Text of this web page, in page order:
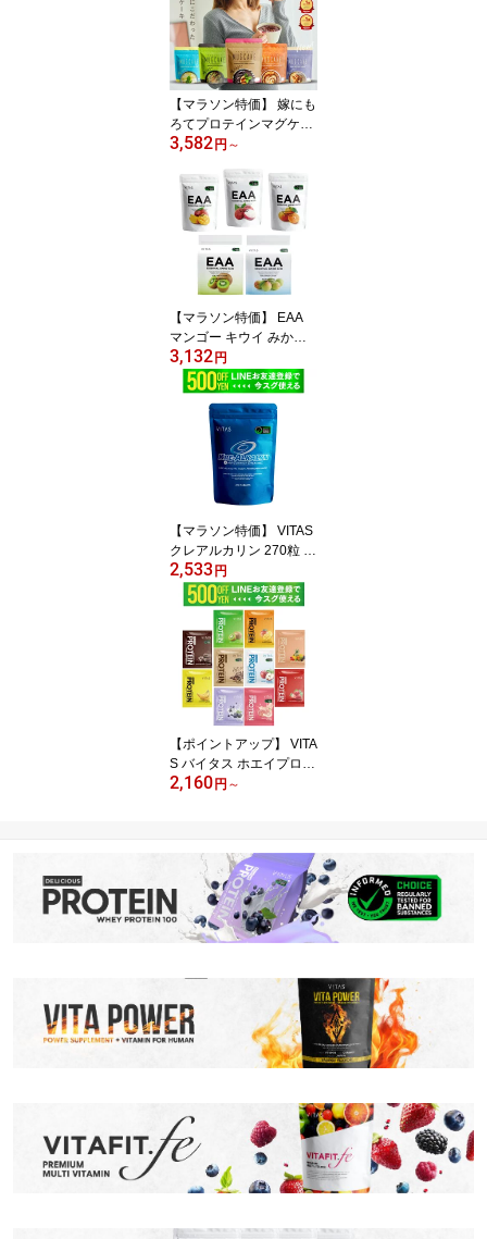
30日分 12種類の栄養機
能食品 日本製
【マラソン特価】 嫁にも
ろてプロテインマグケー
キ チョコ 塩キャラメル
クティー 450g 嫁マグ ち
ゃぴさん監修
3,582 円 ～
【マラソン特価】 EAA
マンゴー キウイ みかん
ライチ 梅シトラス VITAS
520g アミノ酸含有食品
必須アミノ酸 BCAA ロイ
シン バリン イソロイシ
ン オールインワン バイ
タス 公式 トレーニング
ダイエット サポート ア
ミノ酸 計量スプーン付
日本製
3,132 円
【マラソン特価】 VITAS
クレアルカリン 270粒 ハ
イパフォーマンス クレア
チン サプリメント ロー
ディング不要 飲み易い
錠剤 トレーニング 筋ト
レ ボディメイク ワーク
アウト フィットネス 筋
2,533 円
【ポイントアップ】 VITA
S バイタス ホエイプロテ
イン 個包装 お試し 5種 3
ベリーヨーグルト ピーチ
ヨーグルト バナナ あま
おう リンゴヨーグルト
カフェラテ フレーバー
国内製造
2,160 円 ～